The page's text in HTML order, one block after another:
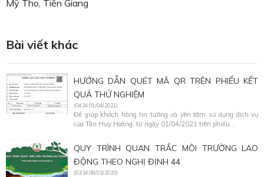
Mỹ Tho, Tiền Giang
Bài viết khác
HƯỚNG DẪN QUÉT MÃ QR TRÊN PHIẾU KẾT
QUẢ THỬ NGHIỆM
(04:34 01/04/2021)
Để giúp khách hàng tin tưởng và yên tâm sử dụng dịch vụ
của Tân Huy Hoàng, từ ngày 01/04/2021 trên phiếu...
QUY TRÌNH QUAN TRẮC MÔI TRƯỜNG LAO
ĐỘNG THEO NGHỊ ĐỊNH 44
(03:34 06/03/2020)